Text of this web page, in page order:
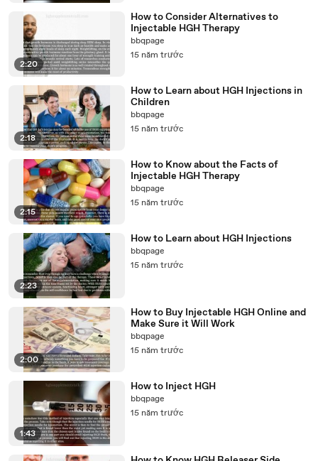
2:20
How to Consider Alternatives to
Injectable HGH Therapy
bbqpage
15 năm trước
2:18
How to Learn about HGH Injections in
Children
bbqpage
15 năm trước
2:15
How to Know about the Facts of
Injectable HGH Therapy
bbqpage
15 năm trước
2:23
How to Learn about HGH Injections
bbqpage
15 năm trước
2:00
How to Buy Injectable HGH Online and
Make Sure it Will Work
bbqpage
15 năm trước
1:43
How to Inject HGH
bbqpage
15 năm trước